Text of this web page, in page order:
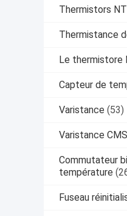
Thermistors
Thermistance
Le thermistore
Capteur de
Varistance (53)
Varistance CMS
Commutateur
température
Fuseau